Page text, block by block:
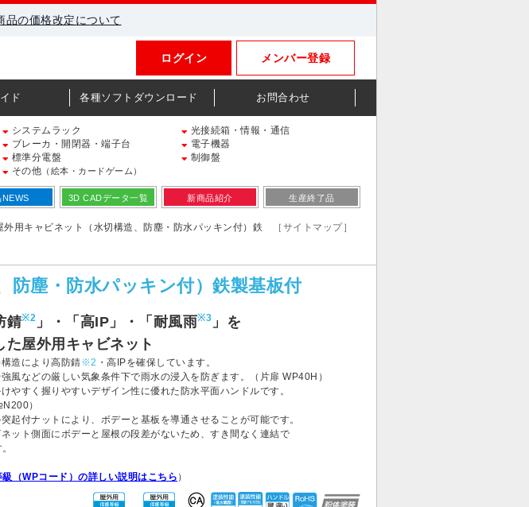
品の価格改定について
メンバー登録
ログイン
ド 各種ソフトダウンロード お問合わせ
システムラック
光接続箱・情報・通信
ブレーカ・開閉器・端子台
電子機器
標準分電盤
制御盤
その他 （絵本・カードゲーム）
NEWS 3D CADデータ一覧 新商品紹介 生産終了品
外用キャビネット（水切構造、防塵・防水パッキン付）鉄
［サイトマップ］
防塵・防水パッキン付）鉄製基板付
錆※2 」・「高IP」・「耐風雨※3 」を
た屋外用キャビネット
造により高防錆※2 ・高IPを確保しています。
風などの厳しい気象条件下で雨水の浸入を防ぎます。（片扉 WP40H）
やすく握りやすいデザイン性に優れた防水平面ハンドルです。
）
起付ナットにより、ボデーと基板を導通させることが可能です。
ット側面にボデーと屋根の段差がないため、すき間なく連結で
級（WPコード）の詳しい説明はこちら ）